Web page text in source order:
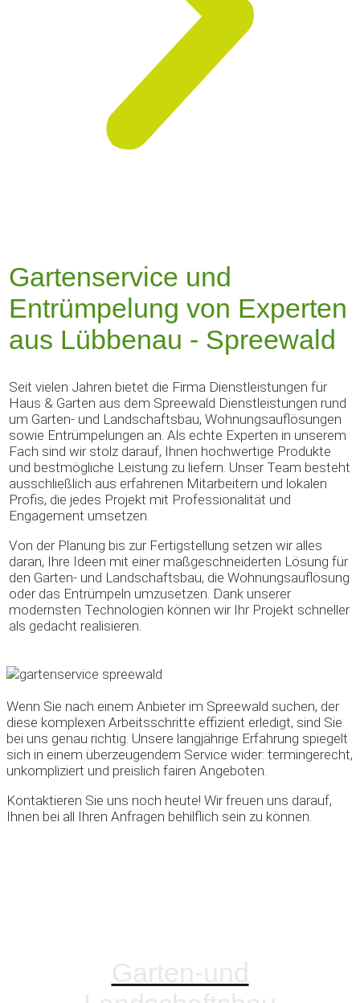
Gartenservice und
Entrümpelung von Experten
aus Lübbenau - Spreewald
Seit vielen Jahren bietet die Firma Dienstleistungen für
Haus & Garten aus dem Spreewald Dienstleistungen rund
um Garten- und Landschaftsbau, Wohnungsauflösungen
sowie Entrümpelungen an. Als echte Experten in unserem
Fach sind wir stolz darauf, Ihnen hochwertige Produkte
und bestmögliche Leistung zu liefern. Unser Team besteht
ausschließlich aus erfahrenen Mitarbeitern und lokalen
Profis, die jedes Projekt mit Professionalität und
Engagement umsetzen.
Von der Planung bis zur Fertigstellung setzen wir alles
daran, Ihre Ideen mit einer maßgeschneiderten Lösung für
den Garten- und Landschaftsbau, die Wohnungsauflösung
oder das Entrümpeln umzusetzen. Dank unserer
modernsten Technologien können wir Ihr Projekt schneller
als gedacht realisieren.
Wenn Sie nach einem Anbieter im Spreewald suchen, der
diese komplexen Arbeitsschritte effizient erledigt, sind Sie
bei uns genau richtig. Unsere langjährige Erfahrung spiegelt
sich in einem überzeugendem Service wider: termingerecht,
unkompliziert und preislich fairen Angeboten.
Kontaktieren Sie uns noch heute! Wir freuen uns darauf,
Ihnen bei all Ihren Anfragen behilflich sein zu können.